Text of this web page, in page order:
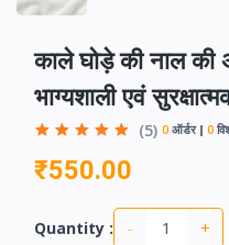
काले घोड़े की नाल की
भाग्यशाली एवं
(5) 0 ऑर्डर 0
₹550.00
Quantity : - +